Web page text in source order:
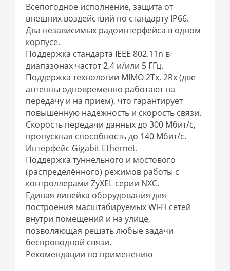
Всепогодное исполнение, защита от
внешних воздействий по стандарту IP66.
Два независимых радоинтерфейса в одном
корпусе.
Поддержка стандарта IEEE 802.11n в
диапазонах частот 2.4 и/или 5 ГГц.
Поддержка технологии MIMO 2Tx, 2Rx (две
антенны одновременно работают на
передачу и на прием), что гарантирует
повышенную надежность и скорость связи.
Скорость передачи данных до 300 Мбит/с,
пропускная способность до 140 Мбит/с.
Интерфейс Gigabit Ethernet.
Поддержка туннельного и мостового
(распределённого) режимов работы с
контроллерами ZyXEL серии NXC.
Единая линейка оборудования для
построения масштабируемых Wi-Fi сетей
внутри помещений и на улице,
позволяющая решать любые задачи
беспроводной связи.
Рекомендации по применению